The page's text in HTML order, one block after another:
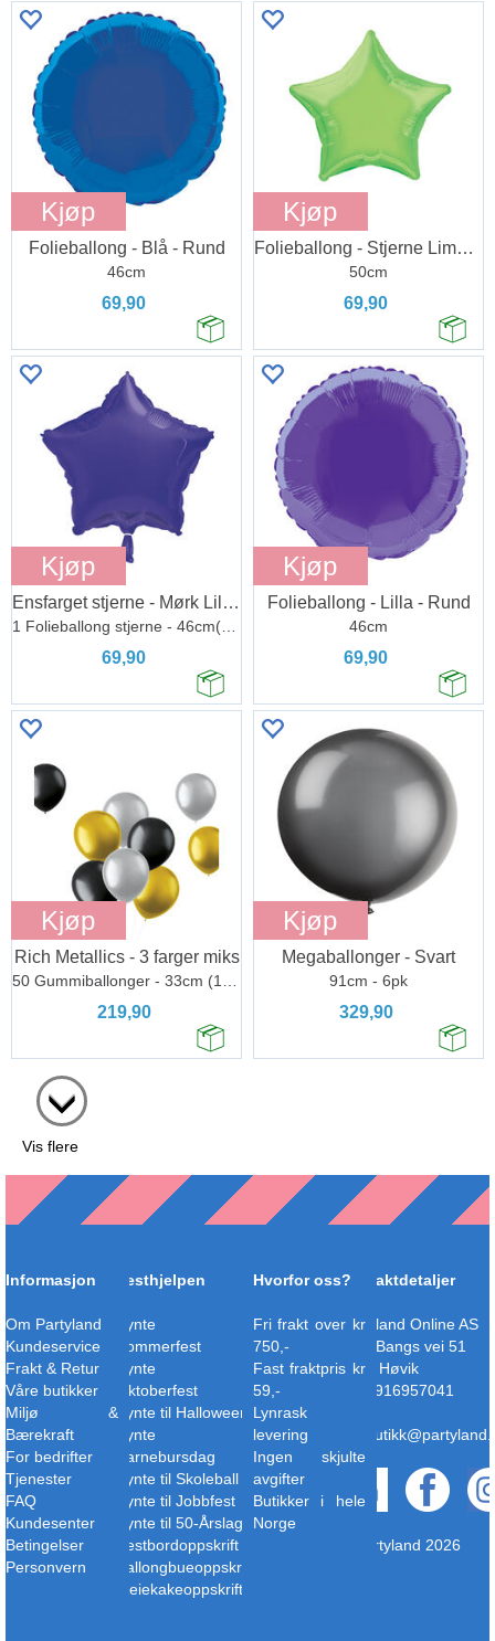
Kjøp
Folieballong - Blå - Rund
46cm
69,90
Kjøp
Folieballong - Stjerne Lime Grønn
50cm
69,90
Kjøp
Ensfarget stjerne - Mørk Lilla Matt
69,90
Kjøp
Folieballong - Lilla - Rund
46cm
69,90
Kjøp
Rich Metallics - 3 farger miks
219,90
Kjøp
Megaballonger - Svart
91cm - 6pk
329,90
Vis flere
Informasjon
Om Partyland
Kundeservice
Frakt & Retur
Våre butikker
Miljø &
Bærekraft
For bedrifter
Tjenester
FAQ
Kundesenter
Betingelser
Personvern
Festhjelpen
Pynte til
Sommerfest
Pynte til
Oktoberfest
Pynte til Halloween
Pynte til
Barnebursdag
Pynte til Skoleball
Pynte til Jobbfest
Pynte til 50-Årslag
Festbordoppskrift
Ballongbueoppskrift
Bleiekakeoppskrift
Hvorfor oss?
Fri frakt over kr
750,-
Fast fraktpris kr
59,-
Lynrask
levering
Ingen skjulte
avgifter
Butikker i hele
Norge
Kontaktdetaljer
Partyland Online AS
O.H. Bangs vei 51
1363 Høvik
Org. 916957041
© Partyland 2026